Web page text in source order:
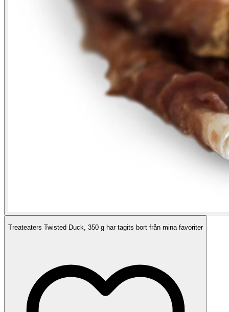
Treateaters Twisted Duck, 350 g har tagits bort från mina favoriter